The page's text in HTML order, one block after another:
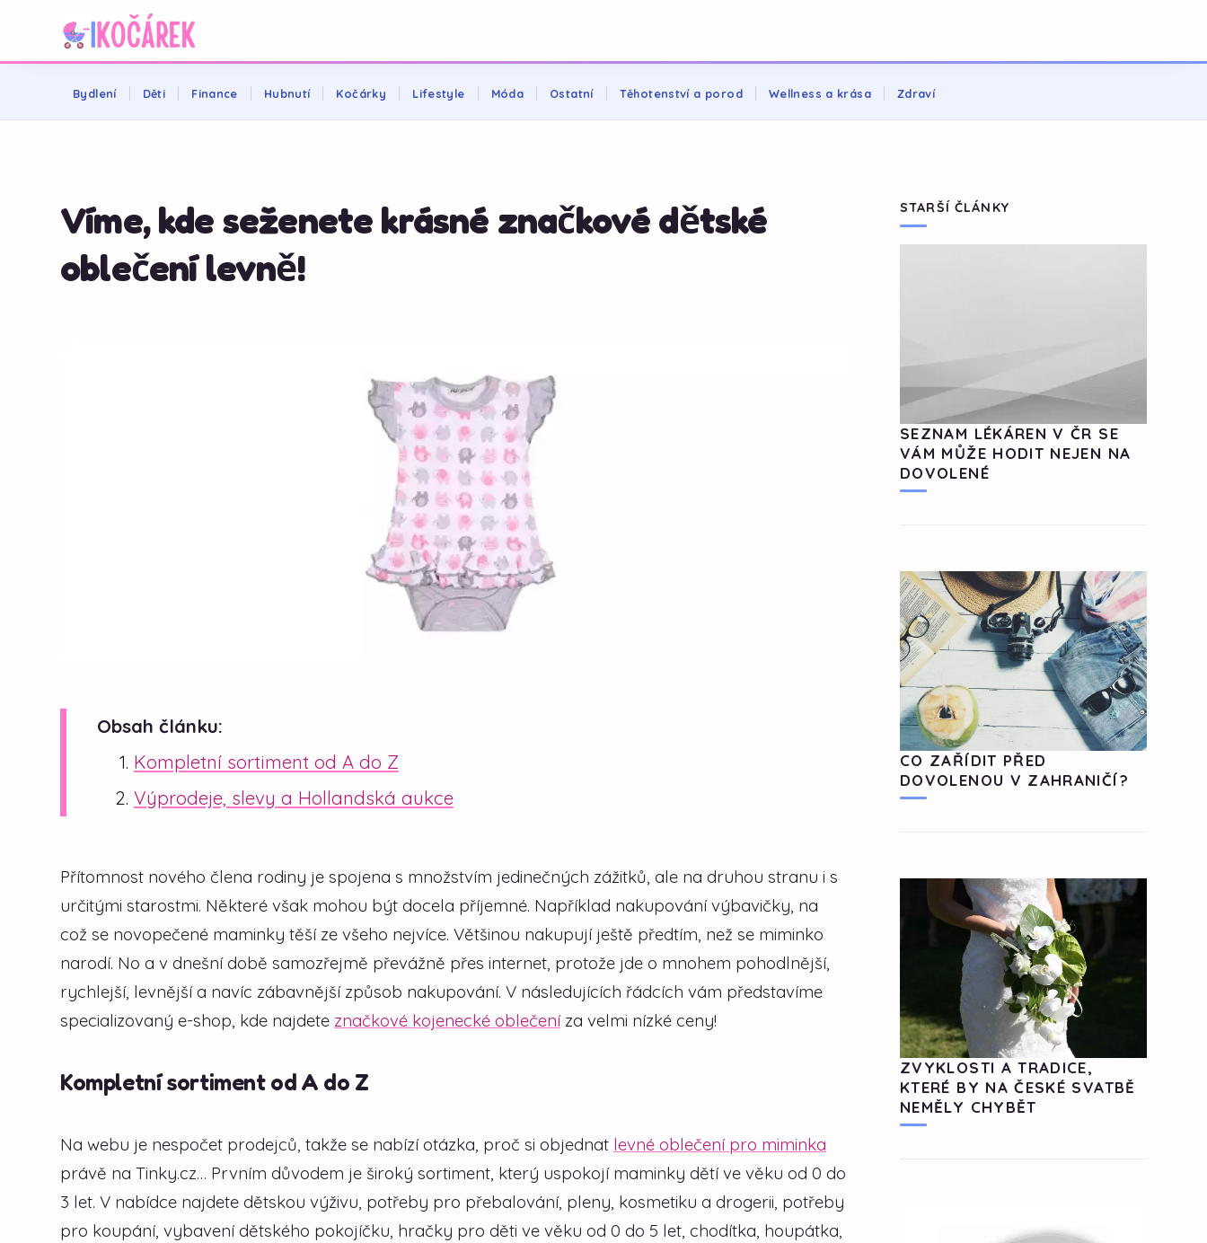
Bydlení Děti Finance Hubnutí Kočárky Lifestyle Móda Ostatní Těhotenství a porod Wellness a krása Zdraví
Víme, kde seženete krásné značkové dětské
oblečení levně!
Obsah článku:
Kompletní sortiment od A do Z
Výprodeje, slevy a Hollandská aukce
Přítomnost nového člena rodiny je spojena s množstvím jedinečných zážitků, ale na druhou stranu i s
určitými starostmi. Některé však mohou být docela příjemné. Například nakupování výbavičky, na
což se novopečené maminky těší ze všeho nejvíce. Většinou nakupují ještě předtím, než se miminko
narodí. No a v dnešní době samozřejmě převážně přes internet, protože jde o mnohem pohodlnější,
rychlejší, levnější a navíc zábavnější způsob nakupování. V následujících řádcích vám představíme
specializovaný e-shop, kde najdete značkové kojenecké oblečeníza velmi nízké ceny!
Kompletní sortiment od A do Z
Na webu je nespočet prodejců, takže se nabízí otázka, proč si objednat levné oblečení pro miminka
právě na Tinky.cz… Prvním důvodem je široký sortiment, který uspokojí maminky dětí ve věku od 0 do
3 let. V nabídce najdete dětskou výživu, potřeby pro přebalování, pleny, kosmetiku a drogerii, potřeby
pro koupání, vybavení dětského pokojíčku, hračky pro děti ve věku od 0 do 5 let, chodítka, houpátka,
STARŠÍ ČLÁNKY
SEZNAM LÉKÁREN V ČR SE
VÁM MŮŽE HODIT NEJEN NA
DOVOLENÉ
CO ZAŘÍDIT PŘED
DOVOLENOU V ZAHRANIČÍ?
ZVYKLOSTI A TRADICE,
KTERÉ BY NA ČESKÉ SVATBĚ
NEMĚLY CHYBĚT